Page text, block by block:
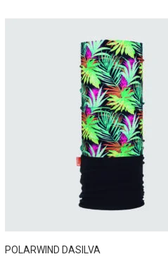
POLARWIND DASILVA